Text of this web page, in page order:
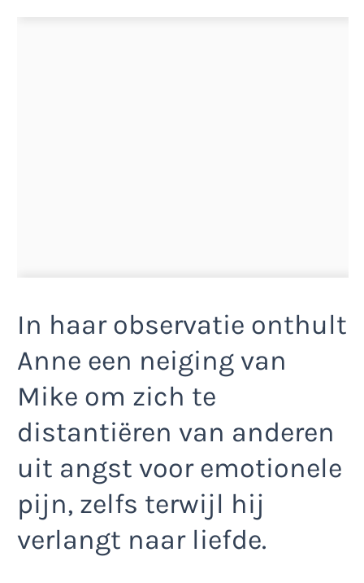
In haar observatie onthult
Anne een neiging van
Mike om zich te
distantiëren van anderen
uit angst voor emotionele
pijn, zelfs terwijl hij
verlangt naar liefde.